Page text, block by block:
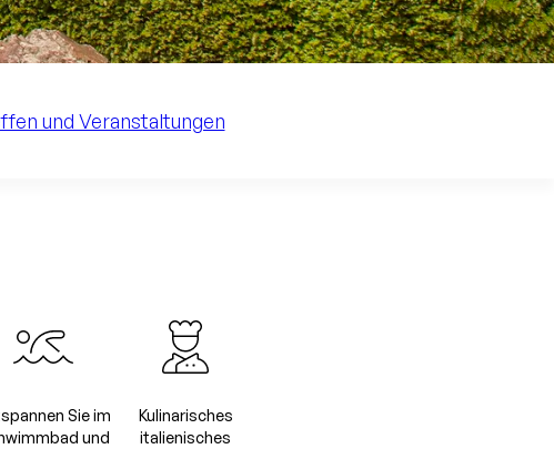
und Veranstaltungen
Sie im
und
Kulinarisches
italienisches